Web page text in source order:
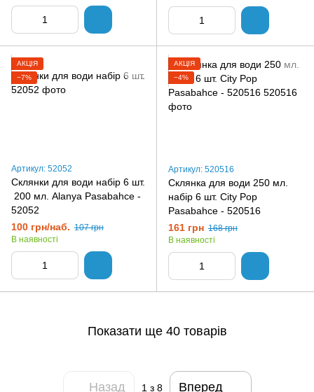
АКЦІЯ
−7%
Артикул: 52052
Склянки для води набір 6 шт.
200 мл. Alanya Pasabahce -
52052
100 грн/наб. 107 грн
В наявності
АКЦІЯ
−4%
Артикул: 520516
Склянка для води 250 мл.
набір 6 шт. City Pop
Pasabahce - 520516
161 грн 168 грн
В наявності
Показати ще 40 товарів
Назад 1 з 8 Вперед